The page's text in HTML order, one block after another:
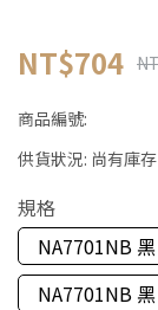
NT$704
商品編號:
供貨狀況: 尚有庫存
規格
NA7701NB
NA7701NB